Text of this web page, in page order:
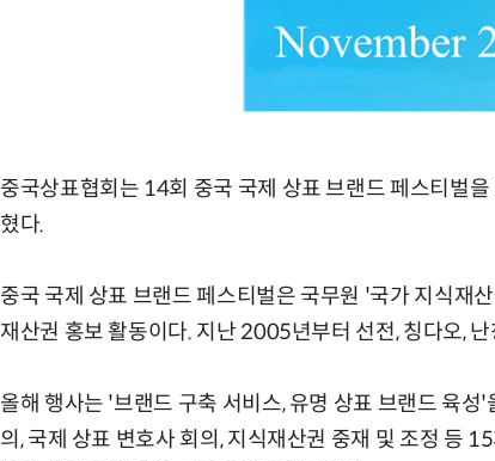
중국상표협회는 14회 중국 국제 상표 브랜드 페스티벌
혔다.
중국 국제 상표 브랜드 페스티벌은 국무원 '국가 지식재
재산권 홍보 활동이다. 지난 2005년부터 선전, 칭다오,
올해 행사는 '브랜드 구축 서비스, 유명 상표 브랜드 육성
의, 국제 상표 변호사 회의, 지식재산권 중재 및 조정 등